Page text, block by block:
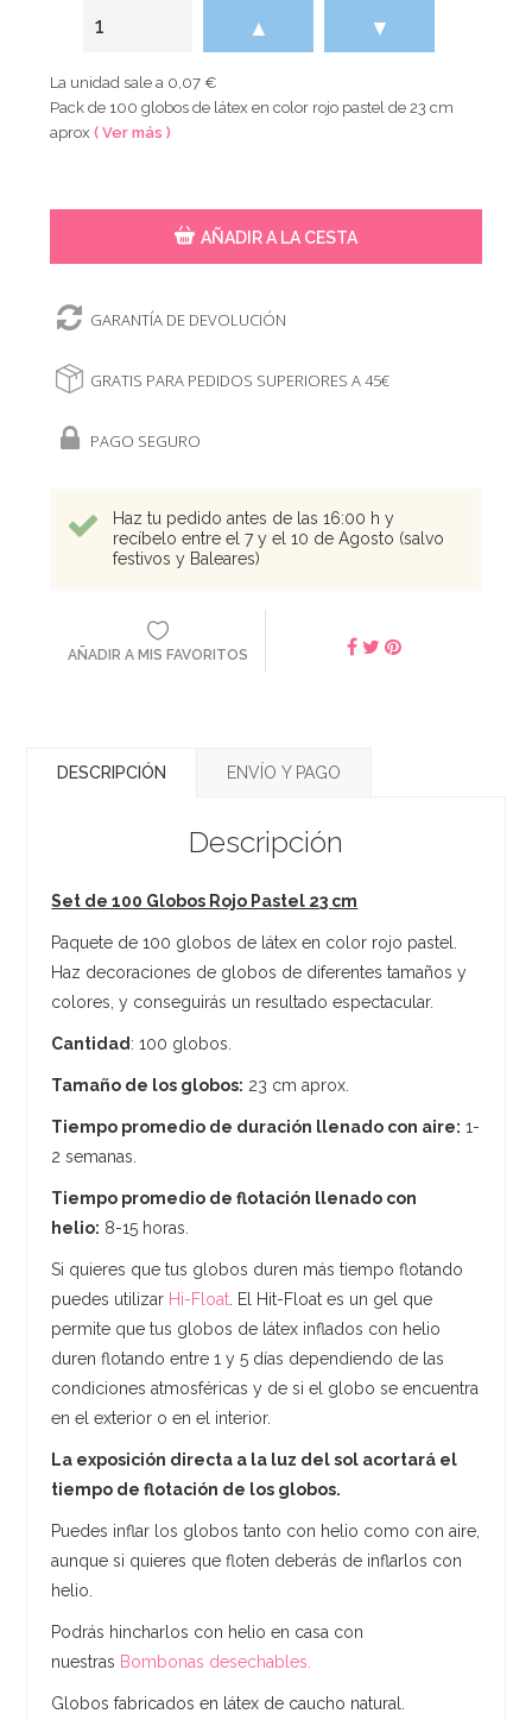
▲ ▼
La unidad sale a 0,07 €
Pack de 100 globos de látex en color rojo pastel de 23 cm
aprox( Ver más )
AÑADIR A LA CESTA
GARANTÍA DE DEVOLUCIÓN
GRATIS PARA PEDIDOS SUPERIORES A 45€
PAGO SEGURO
Haz tu pedido antes de las 16:00 h y
recíbelo entre el 7 y el 10 de Agosto (salvo
festivos y Baleares)
AÑADIR A MIS FAVORITOS
DESCRIPCIÓN ENVÍO Y PAGO
Descripción
Set de 100 Globos Rojo Pastel 23 cm
Paquete de 100 globos de látex en color rojo pastel.
Haz decoraciones de globos de diferentes tamaños y
colores, y conseguirás un resultado espectacular.
Cantidad : 100 globos.
Tamaño de los globos: 23 cm aprox.
Tiempo promedio de duración llenado con aire: 1-
2 semanas.
Tiempo promedio de flotación llenado con
helio: 8-15 horas.
Si quieres que tus globos duren más tiempo flotando
puedes utilizar Hi-Float . El Hit-Float es un gel que
permite que tus globos de látex inflados con helio
duren flotando entre 1 y 5 días dependiendo de las
condiciones atmosféricas y de si el globo se encuentra
en el exterior o en el interior.
La exposición directa a la luz del sol acortará el
tiempo de flotación de los globos.
Puedes inflar los globos tanto con helio como con aire,
aunque si quieres que floten deberás de inflarlos con
helio.
Podrás hincharlos con helio en casa con
nuestras Bombonas desechables.
Globos fabricados en látex de caucho natural.